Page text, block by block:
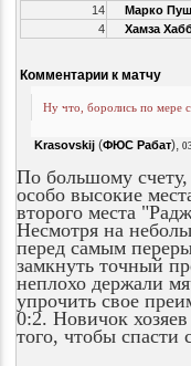
14
Марко
4
Хамза
Комментарии к матчу
Ну что, боролись по мере
Krasovskij(ФЮС Рабат),
По большому
особо высокие
второго места
Несмотря на
перед самым
замкнуть точный
неплохо держали
упрочить свое
0:2. Новичок
того, чтобы